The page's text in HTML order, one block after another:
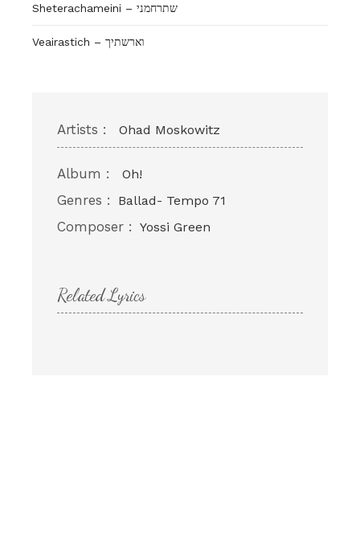
Sheterachameini – שתרחמני
Veairastich – וארשתיך
Artists : Ohad Moskowitz
Album : Oh!
Genres : Ballad- Tempo 71
Composer : Yossi Green
Related Lyrics